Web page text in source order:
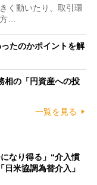
く動いたり、取引環
…
たのかポイントを解
相の「円資産への投
一覧を見る
なり得る」“介入慣
米協調為替介入」